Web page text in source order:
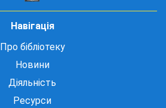
Навігація
Про бібліотеку
Новини
Діяльність
Ресурси